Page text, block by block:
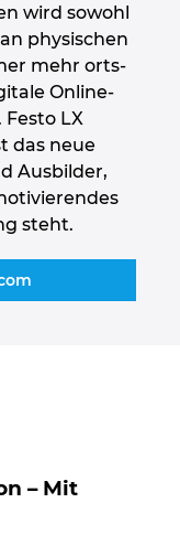
wird sowohl
physischen
mehr orts-
Online-
LX
das neue
Ausbilder,
steht.
– Mit